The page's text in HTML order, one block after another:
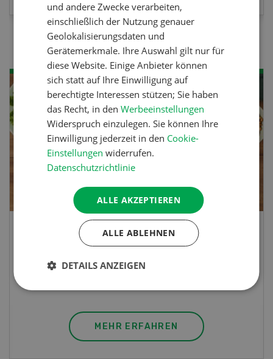
Lupinentätschli
Lupinentätschli mit Lauch, Randen und
MEHR ERFAHREN
und andere Zwecke verarbeiten,
einschließlich der Nutzung genauer
Geolokalisierungsdaten und
Gerätemerkmale. Ihre Auswahl gilt nur für
diese Website. Einige Anbieter können
sich statt auf Ihre Einwilligung auf
berechtigte Interessen stützen; Sie haben
das Recht, in denWerbeeinstellungen
Widerspruch einzulegen. Sie können Ihre
Einwilligung jederzeit in den Cookie-
Einstellungen widerrufen.
Datenschutzrichtlinie
ALLE AKZEPTIEREN
ALLE ABLEHNEN
DETAILS ANZEIGEN